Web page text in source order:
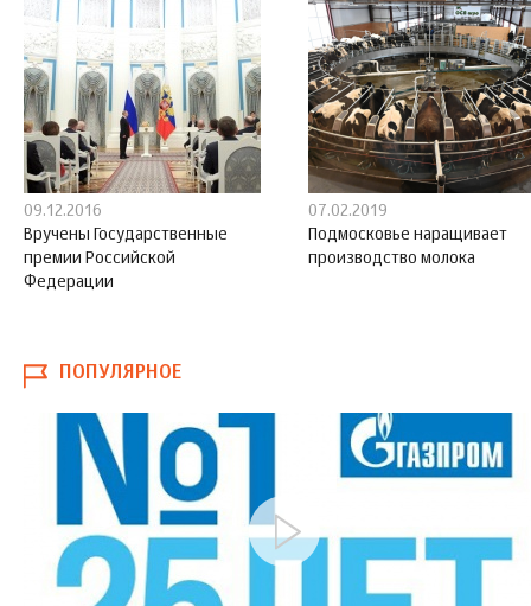
09.12.2016
Вручены Государственные
премии Российской
Федерации
07.02.2019
Подмосковье наращивает
производство молока
ПОПУЛЯРНОЕ